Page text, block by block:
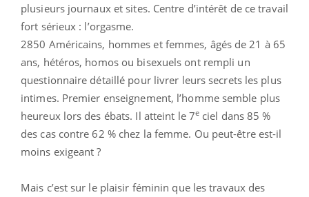
plusieurs journaux et sites. Centre d’intérêt de ce travail
fort sérieux : l’orgasme.
2850 Américains, hommes et femmes, âgés de 21 à 65
ans, hétéros, homos ou bisexuels ont rempli un
questionnaire détaillé pour livrer leurs secrets les plus
intimes. Premier enseignement, l’homme semble plus
heureux lors des ébats. Il atteint le 7e ciel dans 85 %
des cas contre 62 % chez la femme. Ou peut-être est-il
moins exigeant ?
Mais c’est sur le plaisir féminin que les travaux des